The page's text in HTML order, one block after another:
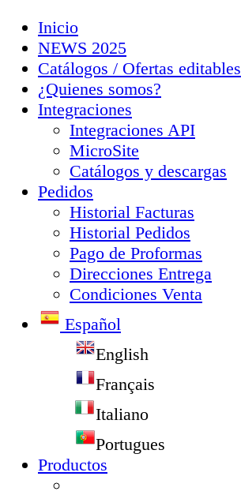
Inicio
NEWS 2025
Catálogos / Ofertas editables
¿Quienes somos?
Integraciones
Integraciones API
MicroSite
Catálogos y descargas
Pedidos
Historial Facturas
Historial Pedidos
Pago de Proformas
Direcciones Entrega
Condiciones Venta
Español
English
Français
Italiano
Portugues
Productos